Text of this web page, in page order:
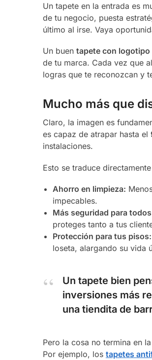
Un tapete en la entrada es
de tu negocio, puesta
último al irse. Vaya
Un buen tapete con logotipo
de tu marca. Cada vez que
logras que te reconozcan y
Mucho más que
Claro, la imagen es
es capaz de atrapar hasta el
instalaciones.
Esto se traduce
Ahorro en limpieza:
impecables.
Más seguridad para
proteges tanto a tus
Protección para tus pisos:
loseta, alargando su vida
Un tapete bien
inversiones más
una tiendita de
Pero la cosa no termina en
Por ejemplo, los tapetes